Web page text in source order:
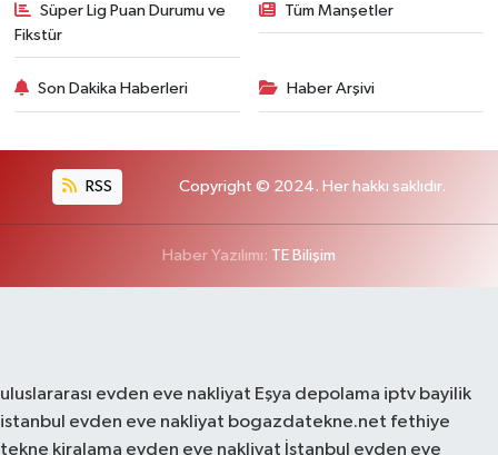
Süper Lig Puan Durumu ve
Fikstür
Tüm Manşetler
Son Dakika Haberleri Haber Arşivi
RSS Copyright © 2024. Her hakkı saklıdır.
Haber Yazılımı: TE Bilişim
uluslararası evden eve nakliyat Eşya depolama iptv bayilik
istanbul evden eve nakliyat bogazdatekne.net fethiye
tekne kiralama evden eve nakliyat İstanbul evden eve